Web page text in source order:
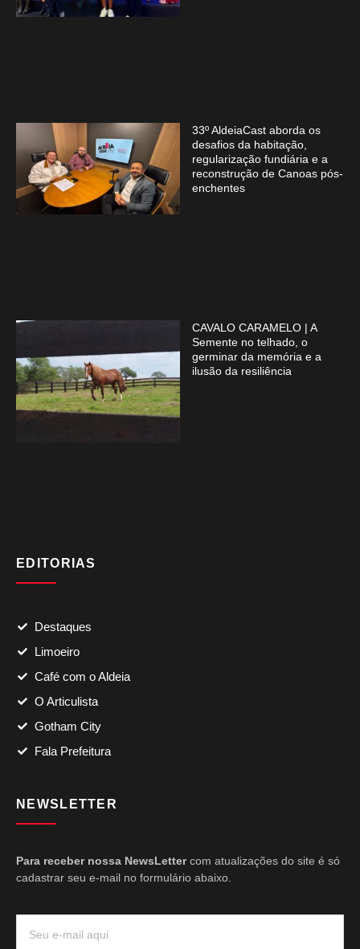
33º AldeiaCast aborda os
desafios da habitação,
regularização fundiária e a
reconstrução de Canoas pós-
enchentes
CAVALO CARAMELO | A
Semente no telhado, o
germinar da memória e a
ilusão da resiliência
EDITORIAS
Destaques
Limoeiro
Café com o Aldeia
O Articulista
Gotham City
Fala Prefeitura
NEWSLETTER
Para receber nossa NewsLettercom atualizações do site é só
cadastrar seu e-mail no formulário abaixo.